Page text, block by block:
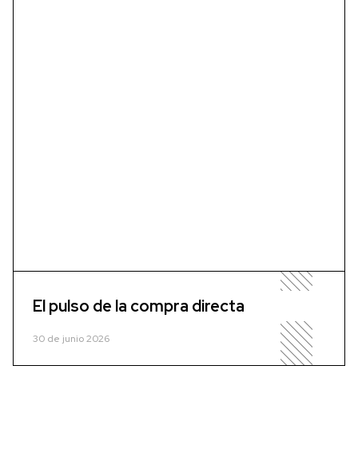
El pulso de la compra directa
30 de junio 2026